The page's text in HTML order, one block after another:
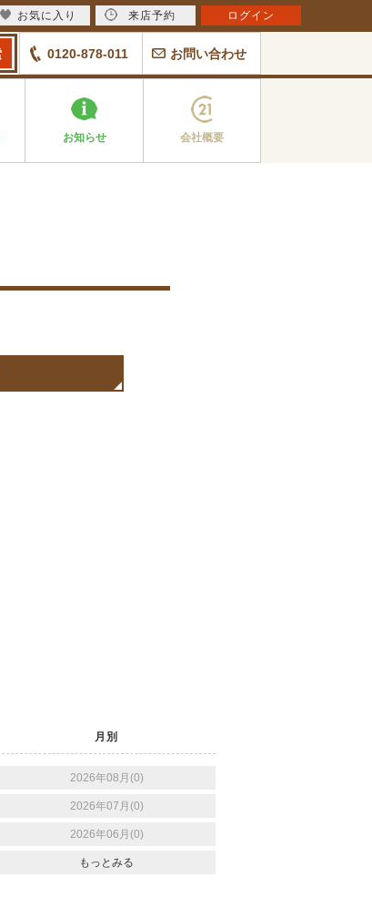
0120-878-011 お問い合わせ
お知らせ 会社概要
月別
2026年08月(0)
2026年07月(0)
2026年06月(0)
もっとみる
お気に入り 来店予約 ログイン